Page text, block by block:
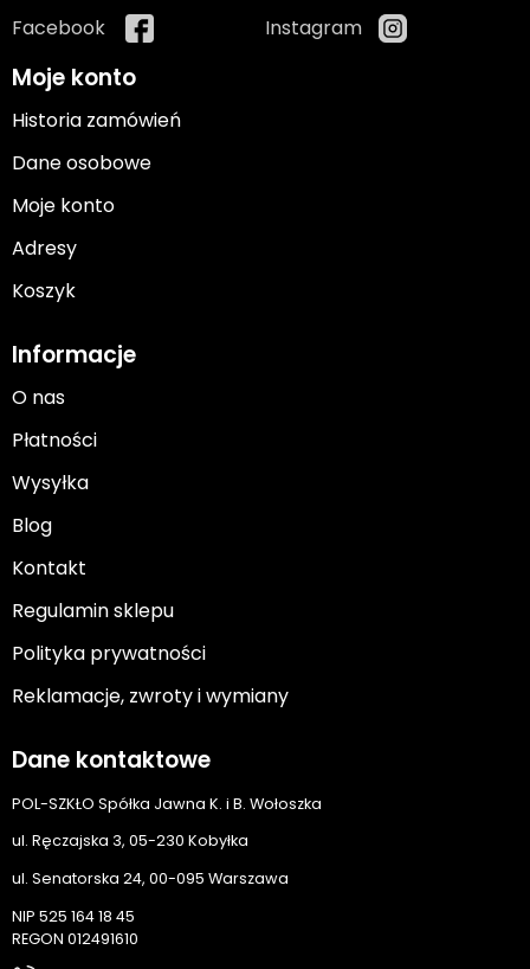
Facebook Instagram
Moje konto
Historia zamówień
Dane osobowe
Moje konto
Adresy
Koszyk
Informacje
O nas
Płatności
Wysyłka
Blog
Kontakt
Regulamin sklepu
Polityka prywatności
Reklamacje, zwroty i wymiany
Dane kontaktowe
POL-SZKŁO Spółka Jawna K. i B. Wołoszka
ul. Ręczajska 3, 05-230 Kobyłka
ul. Senatorska 24, 00-095 Warszawa
NIP 525 164 18 45
REGON 012491610